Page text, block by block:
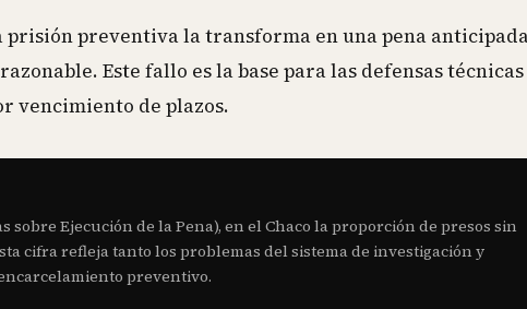
preventiva la transforma en una pena
Este fallo es la base para las defensas técnicas
vencimiento de plazos.
sobre Ejecución de la Pena), en el Chaco la proporción de presos sin
cifra refleja tanto los problemas del sistema de investigación y
preventivo.